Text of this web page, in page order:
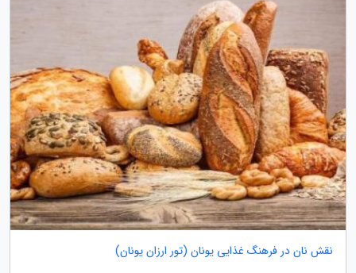
نقش نان در فرهنگ غذایی یونان (تور ارزان یونان)